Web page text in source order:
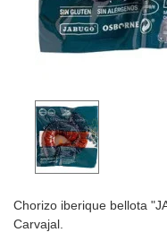
Chorizo iberique bellota
Carvajal.